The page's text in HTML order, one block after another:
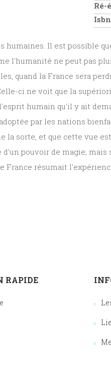
Isbn
humaines. Il est possible
l'humanité ne peut pas
quand la France sera
ci ne voit que la
humain qu'il y ait
par les nations
la sorte, et que cette vue
d'un pouvoir de magie;
résumait
RAPIDE